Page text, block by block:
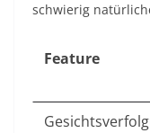
schwierig
Feature